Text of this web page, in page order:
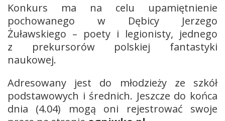
Konkurs ma na celu upamiętnienie
pochowanego w Dębicy Jerzego
Żuławskiego – poety i legionisty, jednego
z prekursorów polskiej fantastyki
naukowej.
Adresowany jest do młodzieży ze szkół
podstawowych i średnich. Jeszcze do końca
dnia (4.04) mogą oni rejestrować swoje